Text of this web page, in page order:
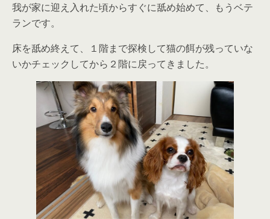
我が家に迎え入れた頃からすぐに舐め始めて、もうベテ
ランです。
床を舐め終えて、１階まで探検して猫の餌が残っていな
いかチェックしてから２階に戻ってきました。